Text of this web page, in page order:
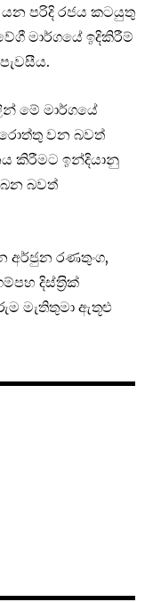
යන පරිදි රජය කටයුතු
මාර්ගයේ ඉදිකිරීම්
මේ මාර්ගයේ
වන බවත්
කිරීමට ඉන්දියානු
බවත්
අර්ජුන රණතුංග,
දිස්ත‍්‍රික්
මැතිතුමා ඇතූළු